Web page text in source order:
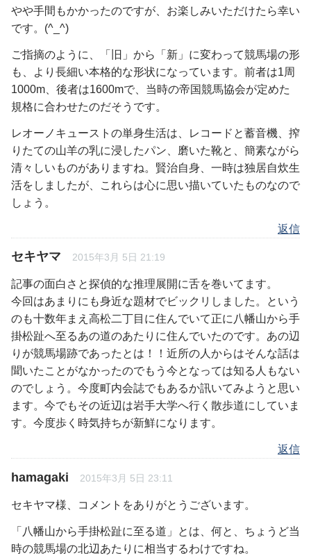
やや手間もかかったのですが、お楽しみいただけたら幸い
です。(^_^)
ご指摘のように、「旧」から「新」に変わって競馬場の形
も、より長細い本格的な形状になっています。前者は1周
1000m、後者は1600mで、当時の帝国競馬協会が定めた
規格に合わせたのだそうです。
レオーノキューストの単身生活は、レコードと蓄音機、搾
りたての山羊の乳に浸したパン、磨いた靴と、簡素ながら
清々しいものがありますね。賢治自身、一時は独居自炊生
活をしましたが、これらは心に思い描いていたものなので
しょう。
返信
セキヤマ 2015年3月 5日 21:19
記事の面白さと探偵的な推理展開に舌を巻いてます。
今回はあまりにも身近な題材でビックリしました。という
のも十数年まえ高松二丁目に住んでいて正に八幡山から手
掛松趾へ至るあの道のあたりに住んでいたのです。あの辺
りが競馬場跡であったとは！！近所の人からはそんな話は
聞いたことがなかったのでもう今となっては知る人もない
のでしょう。今度町内会誌でもあるか訊いてみようと思い
ます。今でもその近辺は岩手大学へ行く散歩道にしていま
す。今度歩く時気持ちが新鮮になります。
返信
hamagaki 2015年3月 5日 23:11
セキヤマ様、コメントをありがとうございます。
「八幡山から手掛松趾に至る道」とは、何と、ちょうど当
時の競馬場の北辺あたりに相当するわけですね。